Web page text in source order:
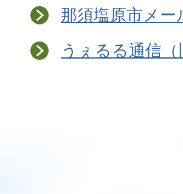
那須塩原市メ
うぇるる通信